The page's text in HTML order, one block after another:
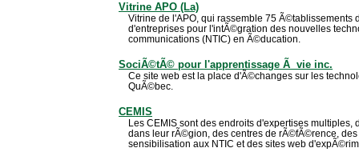
Vitrine APO (La)
Vitrine de l'APO, qui rassemble 75 Ã©tablissements
d'entreprises pour l'intÃ©gration des nouvelles
communications (NTIC) en Ã©ducation.
SociÃ©tÃ© pour l'apprentissage Ã vie inc.
Ce site web est la place d'Ã©changes sur les
QuÃ©bec.
CEMIS
Les CEMIS sont des endroits d'expertises multiples,
dans leur rÃ©gion, des centres de rÃ©fÃ©rence,
sensibilisation aux NTIC et des sites web